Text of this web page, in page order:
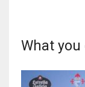
What